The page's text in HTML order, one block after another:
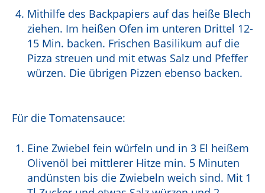
Mithilfe des Backpapiers auf das heiße Blech
ziehen. Im heißen Ofen im unteren Drittel 12-
15 Min. backen. Frischen Basilikum auf die
Pizza streuen und mit etwas Salz und Pfeffer
würzen. Die übrigen Pizzen ebenso backen.
Für die Tomatensauce:
Eine Zwiebel fein würfeln und in 3 El heißem
Olivenöl bei mittlerer Hitze min. 5 Minuten
andünsten bis die Zwiebeln weich sind. Mit 1